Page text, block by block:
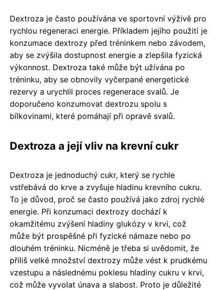
Dextroza je často používána ve sportovní výživě pro
rychlou regeneraci energie. Příkladem jejího použití je
konzumace dextrozy před tréninkem nebo závodem,
aby se zvýšila dostupnost energie a zlepšila fyzická
výkonnost. Dextroza také může být užívána po
tréninku, aby se obnovily vyčerpané energetické
rezervy a urychlil proces regenerace svalů. Je
doporučeno konzumovat dextrozu spolu s
bílkovinami, které pomáhají při opravě svalů.
Dextroza a její vliv na krevní cukr
Dextroza je jednoduchý cukr, který se rychle
vstřebává do krve a zvyšuje hladinu krevního cukru.
To je důvod, proč se často používá jako zdroj rychlé
energie. Při konzumaci dextrozy dochází k
okamžitému zvýšení hladiny glukózy v krvi, což
může být prospěšné při fyzické námaze nebo po
dlouhém tréninku. Nicméně je třeba si uvědomit, že
příliš velké množství dextrozy může vést k prudkému
vzestupu a následnému poklesu hladiny cukru v krvi,
což může vyvolat únava a slabost. Proto je důležité